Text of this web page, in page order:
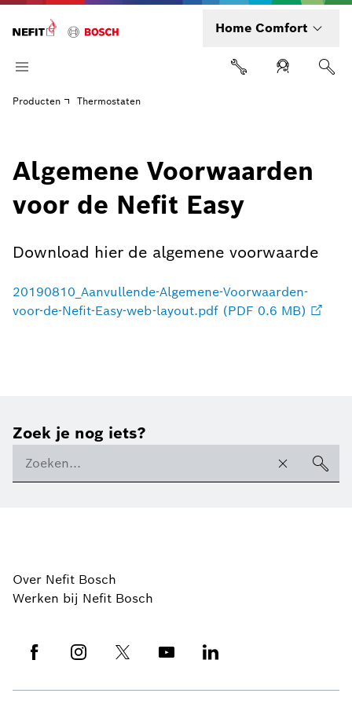
Home Comfort
Producten Thermostaten
Algemene Voorwaarden
voor de Nefit Easy
Download hier de algemene voorwaarde
20190810_Aanvullende-Algemene-Voorwaarden-
voor-de-Nefit-Easy-web-layout.pdf (PDF 0.6 MB)
Zoek je nog iets?
Over Nefit Bosch
Werken bij Nefit Bosch